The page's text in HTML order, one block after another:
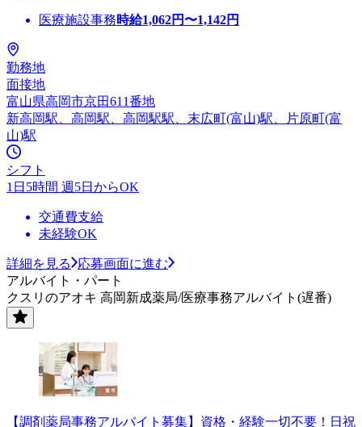
医療施設事務時給1,062円〜1,142円
勤務地
面接地
富山県高岡市京田611番地
新高岡駅、高岡駅、高岡駅駅、末広町(富山)駅、片原町(富
山)駅
シフト
1日5時間 週5日からOK
交通費支給
未経験OK
詳細を見る
応募画面に進む
アルバイト・パート
クスリのアオキ 高岡新成薬局/医療事務アルバイト(遅番)
【調剤薬局事務アルバイト募集】資格・経験一切不要！日祝